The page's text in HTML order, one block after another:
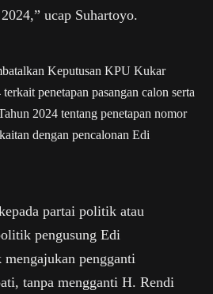
ucap Suhartoyo.
Keputusan KPU Kukar
penetapan pasangan calon serta
2024 tentang penetapan nomor
dengan pencalonan Edi
partai politik atau
pengusung Edi
mengajukan pengganti
tanpa mengganti H. Rendi